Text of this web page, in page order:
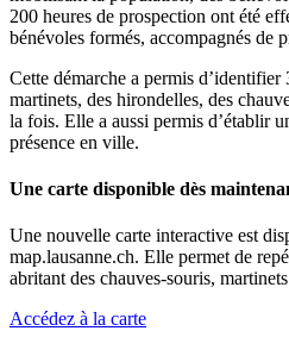
200 heures de prospection ont été
bénévoles formés, accompagnés de
Cette démarche a permis
martinets, des hirondelles, des
la fois. Elle a aussi permis d’établir
présence en ville.
Une carte disponible dès
Une nouvelle carte interactive est
map.lausanne.ch. Elle permet de
abritant des chauves-souris,
Accédez à la carte